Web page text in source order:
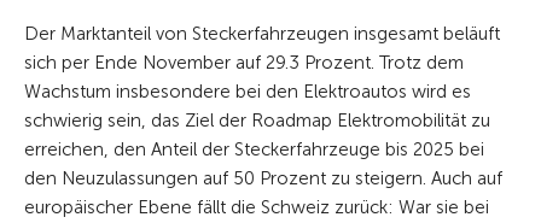
Der Marktanteil von Steckerfahrzeugen insgesamt beläuft
sich per Ende November auf 29.3 Prozent. Trotz dem
Wachstum insbesondere bei den Elektroautos wird es
schwierig sein, das Ziel der Roadmap Elektromobilität zu
erreichen, den Anteil der Steckerfahrzeuge bis 2025 bei
den Neuzulassungen auf 50 Prozent zu steigern. Auch auf
europäischer Ebene fällt die Schweiz zurück: War sie bei